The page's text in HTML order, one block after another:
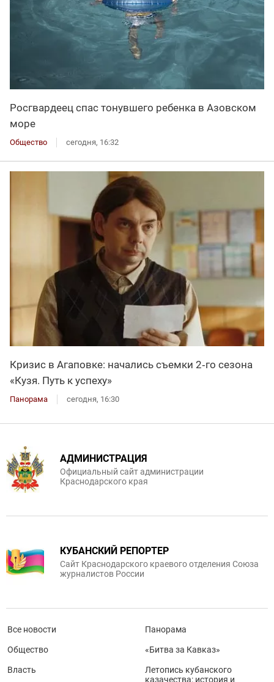
Росгвардеец спас тонувшего ребенка в Азовском
море
Общество сегодня, 16:32
Кризис в Агаповке: начались съемки 2‑го сезона
«Кузя. Путь к успеху»
Панорама сегодня, 16:30
АДМИНИСТРАЦИЯ
Официальный сайт администрации
Краснодарского края
КУБАНСКИЙ РЕПОРТЕР
Сайт Краснодарского краевого отделения Союза
журналистов России
Все новости
Общество
Власть
Панорама
«Битва за Кавказ»
Летопись кубанского
казачества: история и